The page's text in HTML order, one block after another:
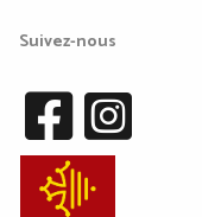
Suivez-nous